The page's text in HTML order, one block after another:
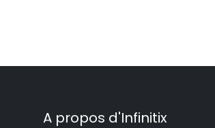
A propos d'Infinitix